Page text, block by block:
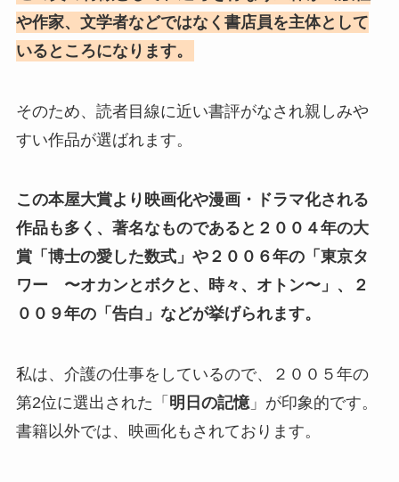
や作家、文学者などではなく書店員を主体として
いるところになります。
そのため、読者目線に近い書評がなされ親しみや
すい作品が選ばれます。
この本屋大賞より映画化や漫画・ドラマ化される
作品も多く、著名なものであると２００４年の大
賞「博士の愛した数式」や２００６年の「東京タ
ワー 〜オカンとボクと、時々、オトン〜」、２
００９年の「告白」などが挙げられます。
私は、介護の仕事をしているので、２００５年の
第2位に選出された「 明日の記憶」が印象的です。
書籍以外では、映画化もされております。